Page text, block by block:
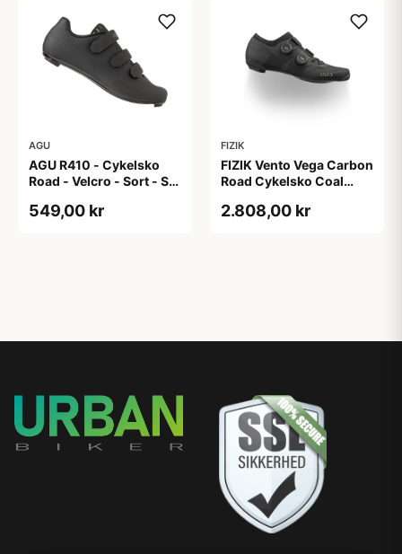
AGU
AGU R410 - Cykelsko
Road - Velcro - Sort - Str.
549,00 kr
FIZIK
FIZIK Vento Vega Carbon
Road Cykelsko Coal
2.808,00 kr